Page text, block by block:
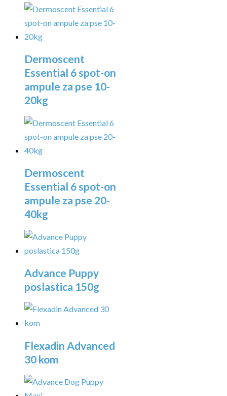
Dermoscent
Essential 6 spot-on
ampule za pse 10-
20kg
Dermoscent
Essential 6 spot-on
ampule za pse 20-
40kg
Advance Puppy
poslastica 150g
Flexadin Advanced
30 kom